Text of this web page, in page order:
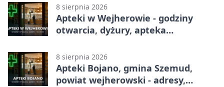
8 sierpnia 2026
Apteki w Wejherowie - godziny
otwarcia, dyżury, apteka
8 sierpnia 2026
Apteki Bojano, gmina Szemud,
powiat wejherowski - adresy,